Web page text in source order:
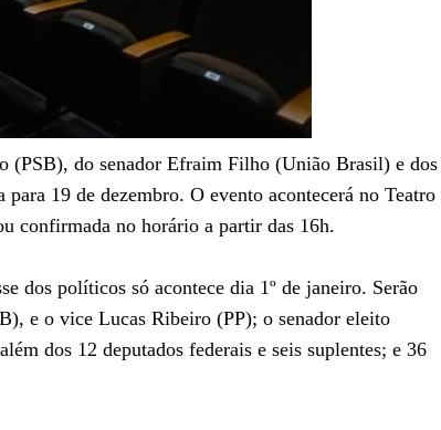
(PSB), do senador Efraim Filho (União Brasil) e dos
19 de dezembro. O evento acontecerá no Teatro
confirmada no horário a partir das 16h.
dos políticos só acontece dia 1º de janeiro. Serão
e o vice Lucas Ribeiro (PP); o senador eleito
dos 12 deputados federais e seis suplentes; e 36